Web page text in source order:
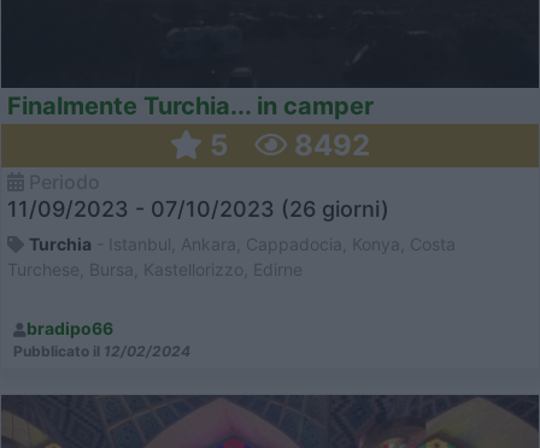
Finalmente Turchia... in camper
5 8492
11/09/2023 - 07/10/2023 (26 giorni)
Turchia - Istanbul, Ankara, Cappadocia, Konya, Costa
Turchese, Bursa, Kastellorizzo, Edirne
bradipo66
Pubblicato il 12/02/2024